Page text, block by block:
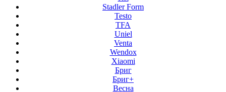
Stadler Form
Testo
TFA
Uniel
Venta
Wendox
Xiaomi
Бриг
Бриг+
Весна